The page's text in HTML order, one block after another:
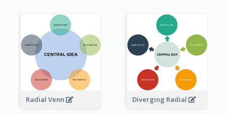
Radial Venn Diverging Radial